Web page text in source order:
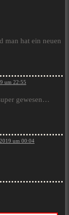
man hat ein neuen
um 22:55
gewesen…
um 00:04